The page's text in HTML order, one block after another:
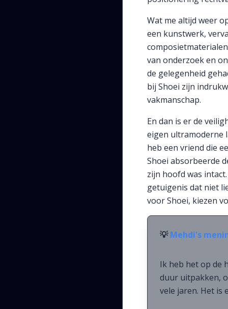
Wat me altijd weer
een kunstwerk,
van onderzoek en
de gelegenheid
bij Shoei zijn
vakmanschap.
En dan is er de
eigen ultramoderne
heb een vriend die
Shoei absorbeerde
zijn hoofd was
getuigenis dat niet
voor Shoei, kiezen
💡Mehdi's
Ik heb het op de
duur uitpakken,
vele jaren. Het is